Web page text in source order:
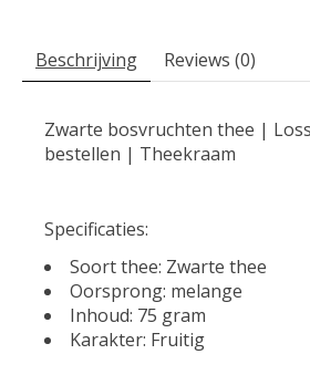
Beschrijving Reviews (0)
Zwarte bosvruchten thee |
bestellen | Theekraam
Specificaties:
Soort thee: Zwarte thee
Oorsprong: melange
Inhoud: 75 gram
Karakter: Fruitig